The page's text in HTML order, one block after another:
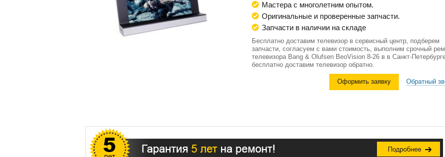
Мастера с многолетним опытом.
Оригинальные и проверенные запчасти.
Запчасти в наличии на складе
Бесплатно доставим телевизор в сервисный центр, подберем
запчасти, согласуем с вами стоимость, выполним срочный
телевизора Bang & Olufsen BeoVision 8-26 в в Санкт-
бесплатно доставим телевизор обратно.
Оформить заявку Обратный